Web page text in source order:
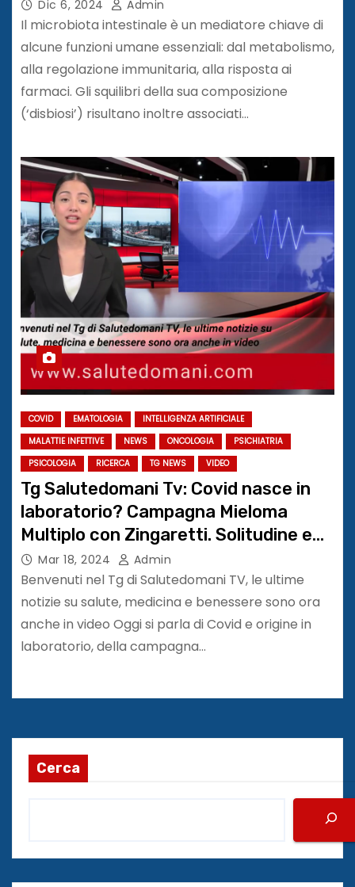
Dic 6, 2024 Admin
Il microbiota intestinale è un mediatore chiave di
alcune funzioni umane essenziali: dal metabolismo,
alla regolazione immunitaria, alla risposta ai
farmaci. Gli squilibri della sua composizione
(‘disbiosi’) risultano inoltre associati…
COVID EMATOLOGIA
INTELLIGENZA ARTIFICIALE
MALATTIE INFETTIVE
NEWS ONCOLOGIA
PSICHIATRIA
PSICOLOGIA
RICERCA TG NEWS VIDEO
Tg Salutedomani Tv: Covid nasce in
laboratorio? Campagna Mieloma
Multiplo con Zingaretti. Solitudine e
depressione
Mar 18, 2024 Admin
Benvenuti nel Tg di Salutedomani TV, le ultime
notizie su salute, medicina e benessere sono ora
anche in video Oggi si parla di Covid e origine in
laboratorio, della campagna…
Cerca